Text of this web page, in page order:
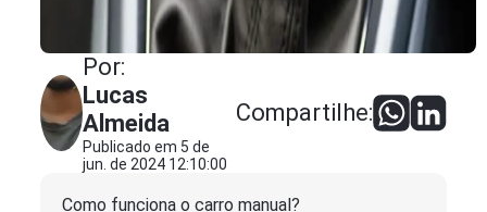
Por:
Lucas
Almeida
Publicado em 5 de
jun. de 2024 12:10:00
Compartilhe:
Como funciona o carro manual?